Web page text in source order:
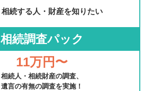
相続する人・財産を知りたい
相続調査パック
11万円〜
相続人・相続財産の調査、
遺言の有無の調査を実施！